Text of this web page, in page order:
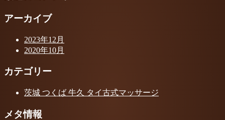
アーカイブ
2023年12月
2020年10月
カテゴリー
茨城 つくば 牛久 タイ古式マッサージ
メタ情報